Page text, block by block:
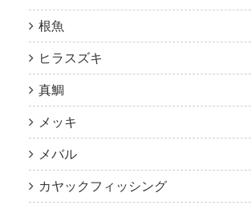
根魚
ヒラスズキ
真鯛
メッキ
メバル
カヤックフィッシング